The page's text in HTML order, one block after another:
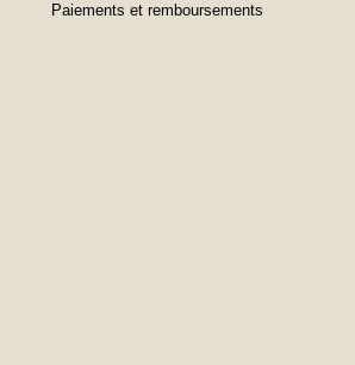
Paiements et remboursements